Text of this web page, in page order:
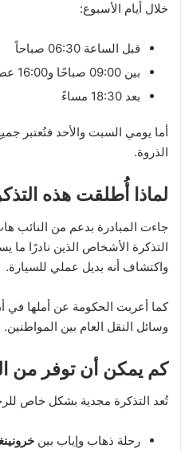
خلال أيام الأسبوع:
قبل الساعة 06:30 صباحاً
بين 09:00 صباحًا و16:00 عصراً
بعد 18:30 مساءً
أما يومي السبت والأحد فتُعتبر
الذروة.
لماذا أُطلقت هذه
جاءت المبادرة بدعم من النائب
التذكرة الأشخاص الذين نادرًا ما
واكتشاف أنه بديل عملي للسيارة.
كما أعربت الحكومة عن أملها في
وسائل النقل العام بين المواطنين.
كم يمكن أن توفر من
تُعد التذكرة مجدية بشكل خاص
رحلة ذهاب وإياب بين